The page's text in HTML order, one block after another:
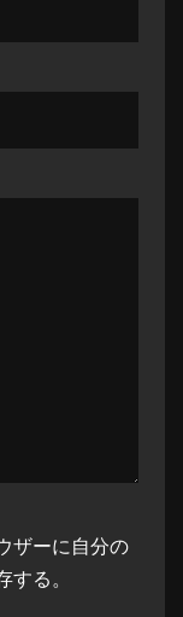
ザーに自分の
する。